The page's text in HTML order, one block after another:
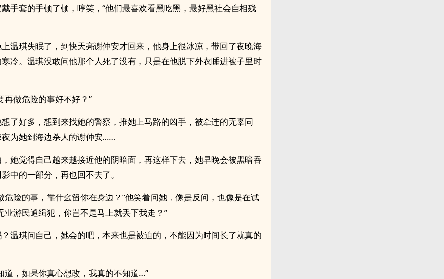
手套的手顿了顿，哼笑，“他们最喜欢看黑吃黑，最好黑社会自相残
温琪失眠了，到快天亮谢仲安才回来，他身上很冰凉，带回了夜晚海
冷。温琪没敢问他那个人死了没有，只是在他脱下外衣睡进被子里时
再做危险的事好不好？”
了好多，想到来找她的警察，推她上马路的凶手，被牵连的无辜同
夜为她到海边杀人的谢仲安……
她觉得自己越来越接近他的阴暗面，再这样下去，她早晚会被黑暗吞
中的一部分，再也回不去了。
危险的事，靠什幺留你在身边？”他笑着问她，像是反问，也像是在试
业游民通缉犯，你岂不是马上就丢下我走？”
温琪问自己，她会的吧，本来也是被迫的，不能因为时间长了就真的
道，如果你真心想改，我真的不知道…”